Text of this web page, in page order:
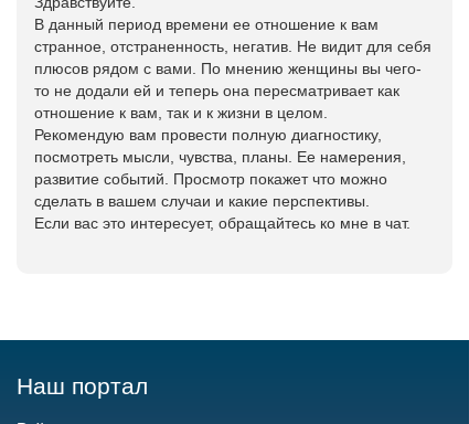
В данный период времени ее отношение к вам
странное, отстраненность, негатив. Не видит для себя
плюсов рядом с вами. По мнению женщины вы чего-
то не додали ей и теперь она пересматривает как
отношение к вам, так и к жизни в целом.
Рекомендую вам провести полную диагностику,
посмотреть мысли, чувства, планы. Ее намерения,
развитие событий. Просмотр покажет что можно
сделать в вашем случаи и какие перспективы.
Если вас это интересует, обращайтесь ко мне в чат.
Наш портал